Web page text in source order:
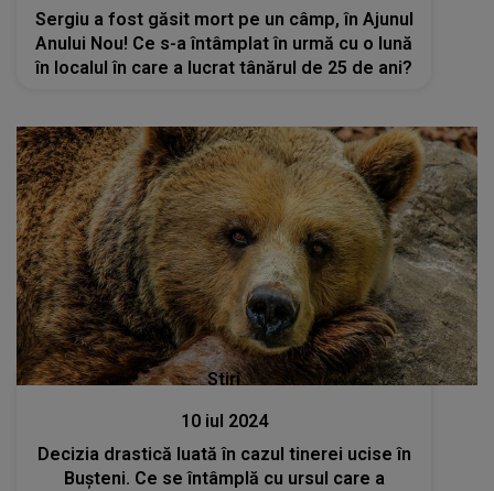
Sergiu a fost găsit mort pe un câmp, în Ajunul
Anului Nou! Ce s-a întâmplat în urmă cu o lună
în localul în care a lucrat tânărul de 25 de ani?
Stiri
10 iul 2024
Decizia drastică luată în cazul tinerei ucise în
Buşteni. Ce se întâmplă cu ursul care a